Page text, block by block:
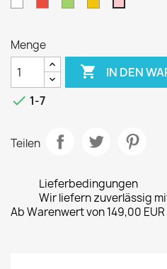
Menge
 IN DEN
 1-7
Teilen
Lieferbedingungen
Wir liefern zuverlässig
Ab Warenwert von 149,00